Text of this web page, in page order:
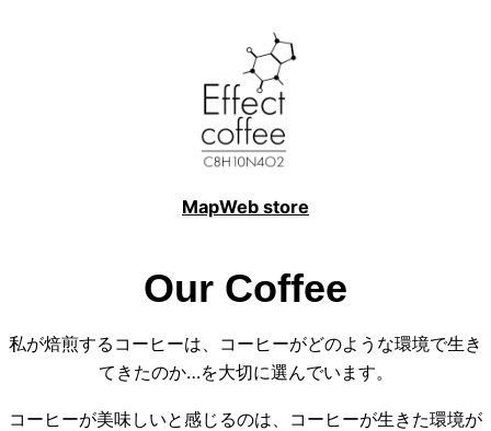
MapWeb store
Our Coffee
私が焙煎するコーヒーは、コーヒーがどのような環境で生き
てきたのか…を大切に選んでいます。
コーヒーが美味しいと感じるのは、コーヒーが生きた環境が